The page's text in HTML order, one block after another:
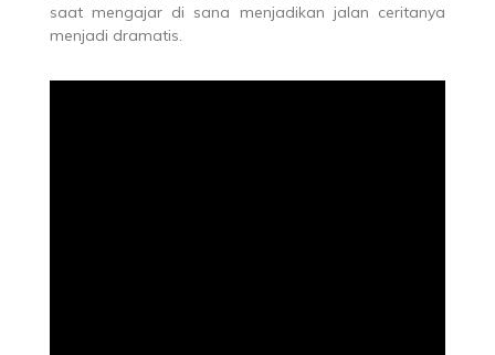
saat mengajar di sana menjadikan jalan ceritanya
menjadi dramatis.